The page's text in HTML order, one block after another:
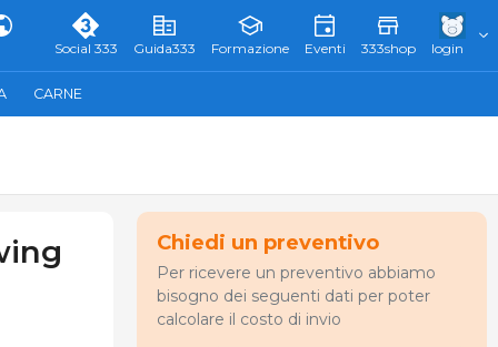
Social 333 Guida333 Formazione Eventi 333shop login
CARNE
Chiedi un preventivo
Per ricevere un preventivo abbiamo
bisogno dei seguenti dati per poter
calcolare il costo di invio